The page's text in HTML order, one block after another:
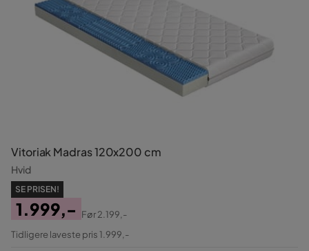
Vitoriak Madras 120x200 cm
Hvid
SE PRISEN!
Pris
1.999,-
Original
Før2.199,-
Tidligere laveste pris 1.999,-